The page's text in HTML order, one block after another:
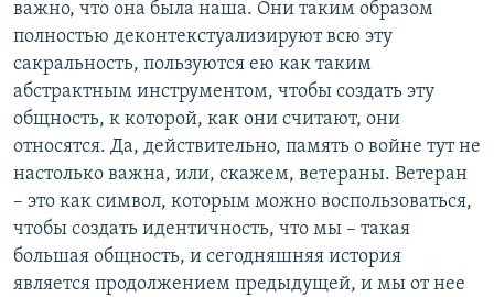
важно, что она была наша. Они таким образом
полностью деконтекстуализируют всю эту
сакральность, пользуются ею как таким
абстрактным инструментом, чтобы создать эту
общность, к которой, как они считают, они
относятся. Да, действительно, память о войне тут не
настолько важна, или, скажем, ветераны. Ветеран
– это как символ, которым можно воспользоваться,
чтобы создать идентичность, что мы – такая
большая общность, и сегодняшняя история
является продолжением предыдущей, и мы от нее